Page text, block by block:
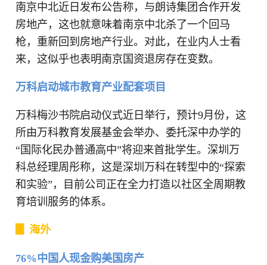
南京中北近日发布公告称，与朗诗集团合作开发
房地产，这也就意味着南京中北杀了一个回马
枪，重新回到房地产行业。对此，在业内人士看
来，这似乎也表明南京国资退房存在变数。
万科启动城市教育产业配套项目
万科梅沙书院启动仪式近日举行，预计9月份，这
所由万科教育发展基金会举办、委托深中办学的
“国际化民办普通高中”将迎来首批学生。深圳万
科总经理周彤称，这是深圳万科在转型中的“探索
和实验”，目前公司正在全力打造以社区全周期教
育培训服务的体系。
▊ 海外
76%中国人现金购美国房产